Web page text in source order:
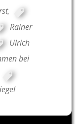
,
Rainer
Ulrich
bei